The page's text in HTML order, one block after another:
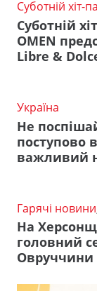
Суботній хіт-
Суботній
OMEN
Libre &
Україна
Не
поступово
важливий
Гарячі новини
На
головний
Овруччини